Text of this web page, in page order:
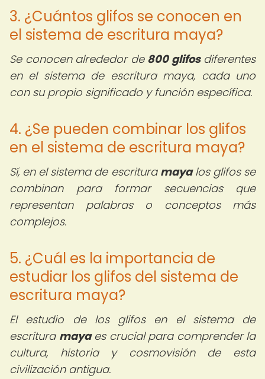
3. ¿Cuántos glifos se conocen en
el sistema de escritura maya?
Se conocen alrededor de 800 glifosdiferentes
en el sistema de escritura maya, cada uno
con su propio significado y función específica.
4. ¿Se pueden combinar los glifos
en el sistema de escritura maya?
Sí, en el sistema de escritura mayalos glifos se
combinan para formar secuencias que
representan palabras o conceptos más
complejos.
5. ¿Cuál es la importancia de
estudiar los glifos del sistema de
escritura maya?
El estudio de los glifos en el sistema de
escritura mayaes crucial para comprender la
cultura, historia y cosmovisión de esta
civilización antigua.